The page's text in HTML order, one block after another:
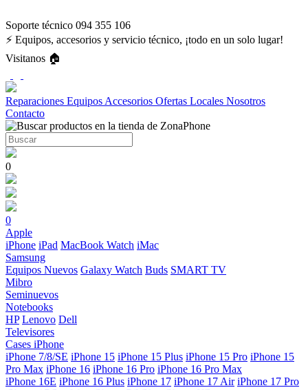
Soporte técnico 094 355 106
⚡ Equipos, accesorios y servicio técnico, ¡todo en un solo lugar!
Visitanos 🏠
Reparaciones Equipos Accesorios Ofertas Locales Nosotros
Contacto
0
0
Apple
iPhone iPad MacBook Watch iMac
Samsung
Equipos Nuevos Galaxy Watch Buds SMART TV
Mibro
Seminuevos
Notebooks
HP Lenovo Dell
Televisores
Cases iPhone
iPhone 7/8/SE iPhone 15 iPhone 15 Plus iPhone 15 Pro iPhone 15
Pro Max iPhone 16 iPhone 16 Pro iPhone 16 Pro Max
iPhone 16E iPhone 16 Plus iPhone 17 iPhone 17 Air iPhone 17 Pro